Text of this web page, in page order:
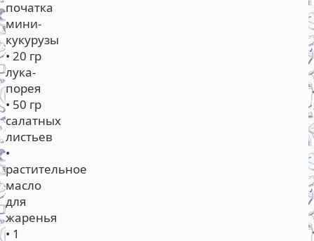
початка
мини-
кукурузы
• 20 гр
лука-
порея
• 50 гр
салатных
листьев
•
растительное
масло
для
жаренья
• 1